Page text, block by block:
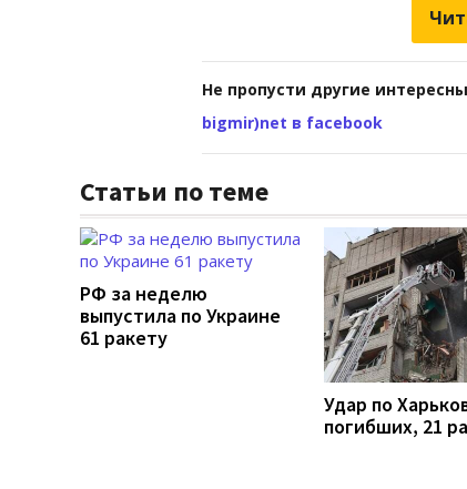
Не пропусти другие
bigmir)net в facebook
Статьи по теме
РФ за неделю
выпустила по Украине
61 ракету
Удар по
погибших, 21